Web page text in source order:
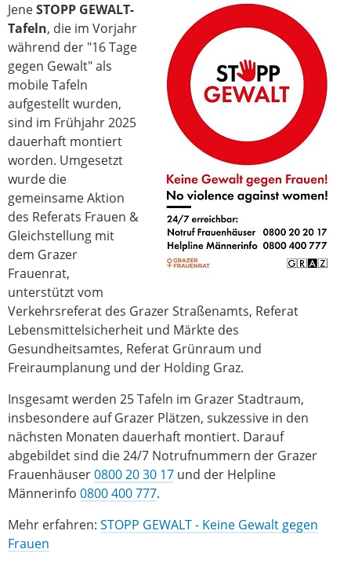
JeneSTOPP GEWALT-
Tafeln, die im Vorjahr
während der "16 Tage
gegen Gewalt" als
mobile Tafeln
aufgestellt wurden,
sind im Frühjahr 2025
dauerhaft montiert
worden. Umgesetzt
wurde die
gemeinsame Aktion
des Referats Frauen &
Gleichstellung mit
dem Grazer
Frauenrat,
unterstützt vom
Verkehrsreferat des Grazer Straßenamts, Referat
Lebensmittelsicherheit und Märkte des
Gesundheitsamtes, Referat Grünraum und
Freiraumplanung und der Holding Graz.
Insgesamt werden 25 Tafeln im Grazer Stadtraum,
insbesondere auf Grazer Plätzen, sukzessive in den
nächsten Monaten dauerhaft montiert. Darauf
abgebildet sind die 24/7 Notrufnummern der Grazer
Frauenhäuser0800 20 30 17 und der Helpline
Männerinfo 0800 400 777.
Mehr erfahren: STOPP GEWALT - Keine Gewalt gegen
Frauen